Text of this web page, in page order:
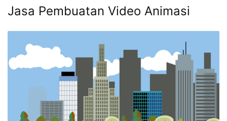
Jasa Pembuatan Video Animasi